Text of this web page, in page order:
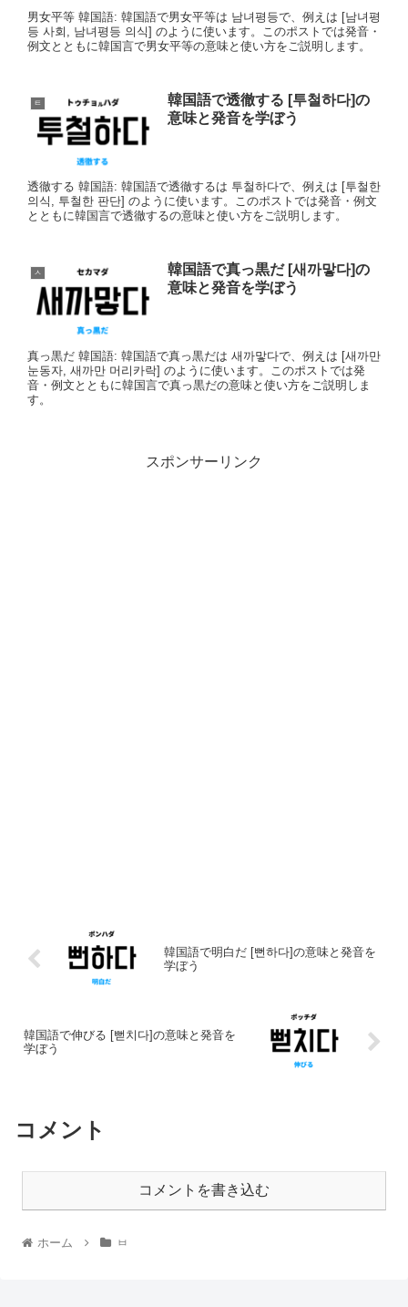
男女平等 韓国語: 韓国語で男女平等は 남녀평등で、例えは [남녀평
등 사회, 남녀평등 의식] のように使います。このポストでは発音・
例文とともに韓国言で男女平等の意味と使い方をご説明します。
ㅌ
韓国語で透徹する [투철하다]の
意味と発音を学ぼう
透徹する 韓国語: 韓国語で透徹するは 투철하다で、例えは [투철한
의식, 투철한 판단] のように使います。このポストでは発音・例文
とともに韓国言で透徹するの意味と使い方をご説明します。
ㅅ
韓国語で真っ黒だ [새까맣다]の
意味と発音を学ぼう
真っ黒だ 韓国語: 韓国語で真っ黒だは 새까맣다で、例えは [새까만
눈동자, 새까만 머리카락] のように使います。このポストでは発
音・例文とともに韓国言で真っ黒だの意味と使い方をご説明しま
す。
スポンサーリンク
韓国語で明白だ [뻔하다]の意味と発音を
学ぼう
韓国語で伸びる [뻗치다]の意味と発音を
学ぼう
コメント
コメントを書き込む
ホーム ㅂ